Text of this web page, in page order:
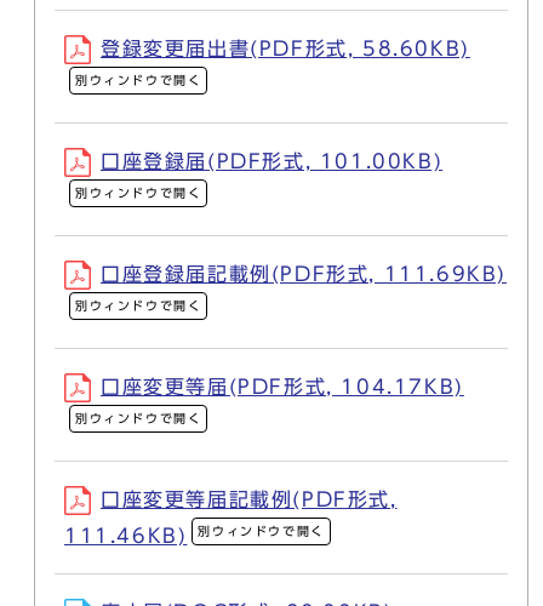
登録変更届出書(PDF形式, 58.60KB)
別ウィンドウで開く
口座登録届(PDF形式, 101.00KB)
別ウィンドウで開く
口座登録届記載例(PDF形式, 111.69KB)
別ウィンドウで開く
口座変更等届(PDF形式, 104.17KB)
別ウィンドウで開く
口座変更等届記載例(PDF形式,
111.46KB)
別ウィンドウで開く